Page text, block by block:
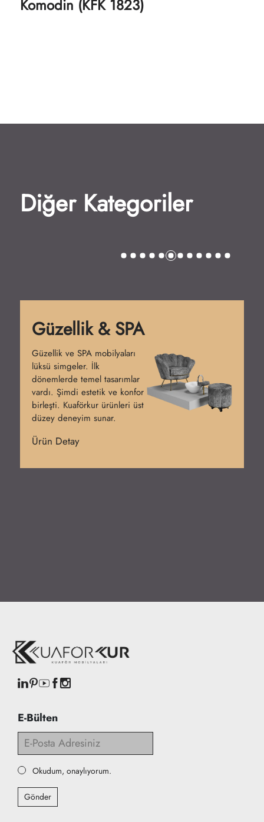
Çocuk Tıraş Koltuğu (KFK 1751)
Diğer Kategoriler
Bankolar
Bankolar salonun ilk izlenimini
belirler. İlk başlarda sade
tezgahlar kullanılmıştır.
Günümüzde işlevsel ve şık
tasarımlar hâkimdir. Kuaförkur
bankoları prestij kazandırır.
Ürün Detay
E-Bülten
Okudum, onaylıyorum.
Gönder